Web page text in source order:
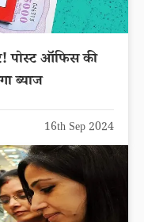
पोस्ट ऑफिस की
ब्याज
16th Sep 2024